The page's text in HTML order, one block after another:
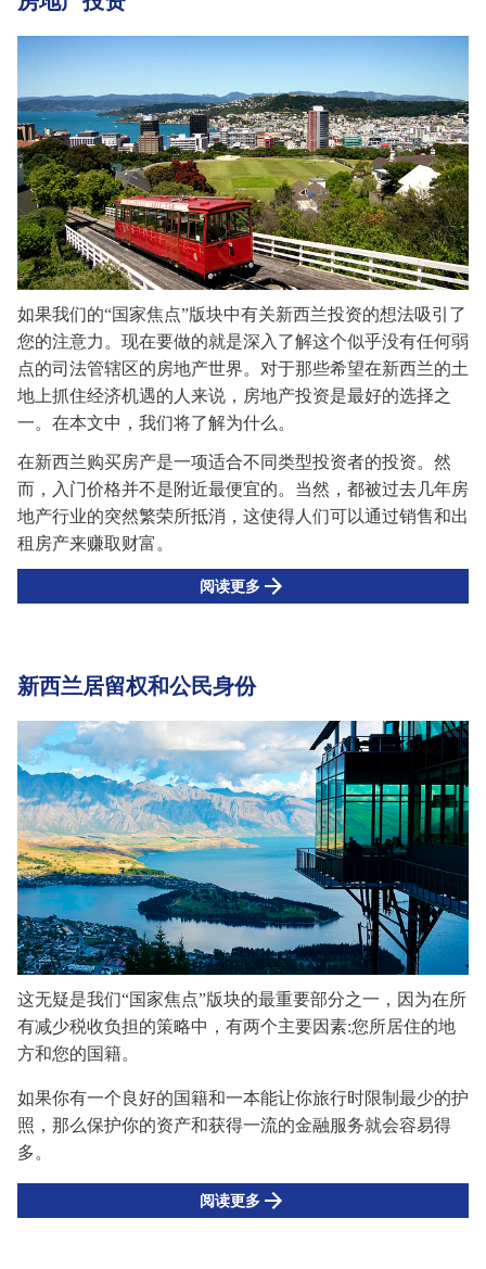
如果我们的“国家焦点”版块中有关新西兰投资的想法吸引了
您的注意力。现在要做的就是深入了解这个似乎没有任何弱
点的司法管辖区的房地产世界。对于那些希望在新西兰的土
地上抓住经济机遇的人来说，房地产投资是最好的选择之
一。在本文中，我们将了解为什么。
在新西兰购买房产是一项适合不同类型投资者的投资。然
而，入门价格并不是附近最便宜的。当然， 都被过去几年房
地产行业的突然繁荣所抵消，这使得人们可以通过销售和出
租房产来赚取财富。
阅读更多
新西兰居留权和公民身份
这无疑是我们“国家焦点”版块的最重要部分之一，因为在所
有减少税收负担的策略中，有两个主要因素:您所居住的地
方和您的国籍。
如果你有一个良好的国籍和一本能让你旅行时限制最少的护
照，那么保护你的资产和获得一流的金融服务就会容易得
多。
阅读更多